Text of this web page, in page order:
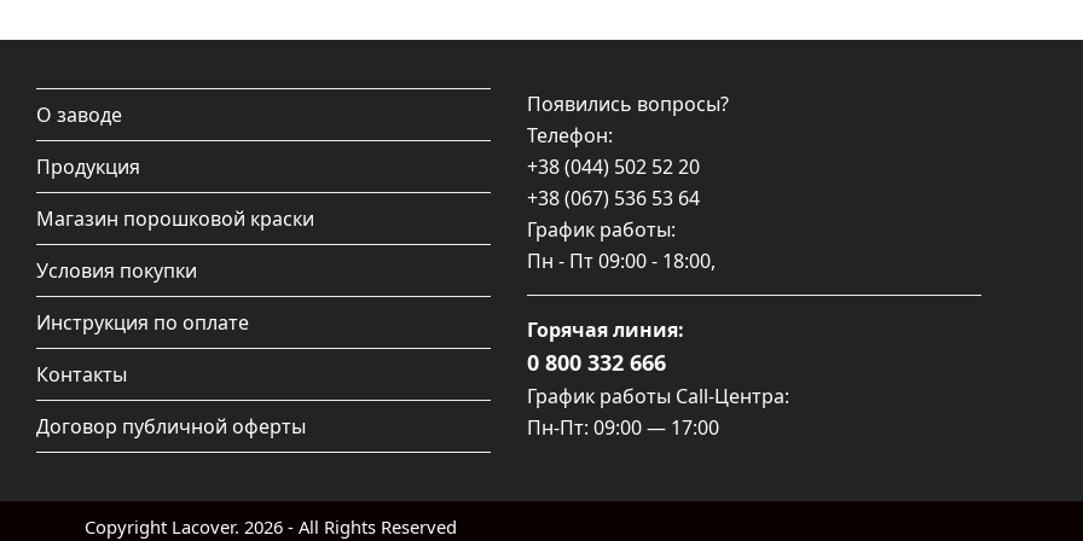
О заводе
Продукция
Магазин порошковой краски
Условия покупки
Инструкция по оплате
Контакты
Договор публичной оферты
Появились вопросы?
Телефон:
+38 (044) 502 52 20
+38 (067) 536 53 64
График работы:
Пн - Пт09:00 - 18:00,
Горячая линия:
0 800 332 666
График работы Call-Центра:
Пн-Пт: 09:00 — 17:00
Copyright Lacover. 2026 - All Rights Reserved